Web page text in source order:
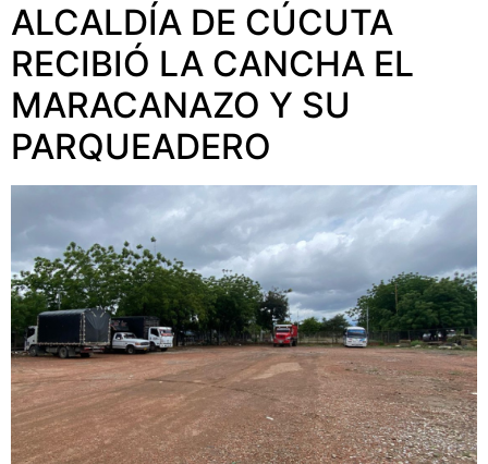
ALCALDÍA DE CÚCUTA
RECIBIÓ LA CANCHA EL
MARACANAZO Y SU
PARQUEADERO